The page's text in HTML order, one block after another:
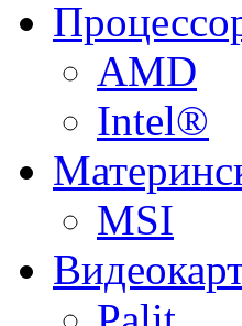
AMD
Intel®
MSI